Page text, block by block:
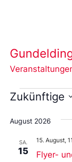
Zukünftige
Sie
das
aus.
August 2026
SA.
15
Flyer-
15. August,